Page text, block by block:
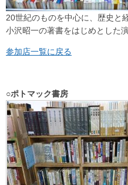
20世紀のものを中心に、歴史と
小沢昭一の著書をはじめとした
参加店一覧に戻る
○ポトマック書房